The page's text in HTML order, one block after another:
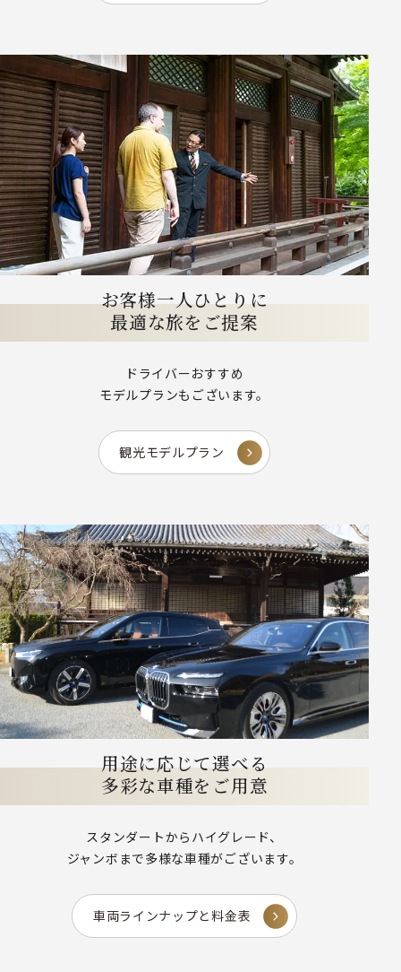
お客様一人ひとりに
最適な旅をご提案
ドライバーおすすめ
モデルプランもございます。
観光モデルプラン
用途に応じて選べる
多彩な車種をご用意
スタンダートからハイグレード、
ジャンボまで多様な車種がございます。
車両ラインナップと料金表